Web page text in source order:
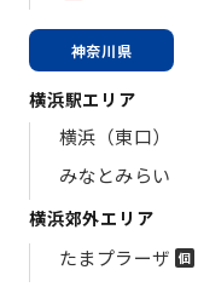
神奈川県
横浜駅エリア
横浜（東口）
みなとみらい
横浜郊外エリア
たまプラーザ 個